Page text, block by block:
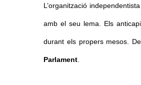
L’organització
amb el seu lema. Els
durant els propers mesos.
Parlament.